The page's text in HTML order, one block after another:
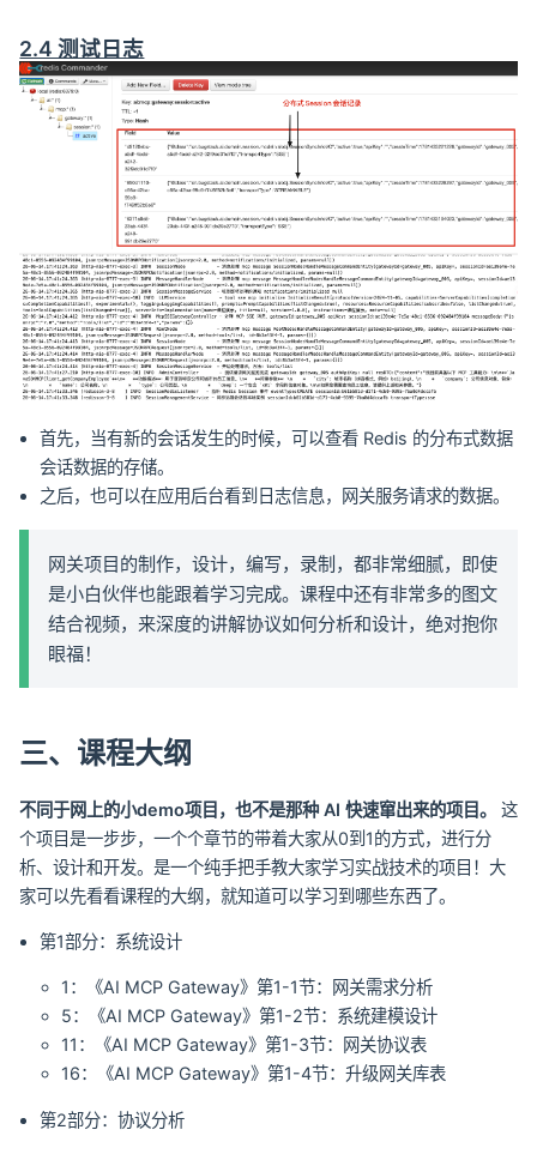
2.4 测试日志
首先，当有新的会话发生的时候，可以查看 Redis 的分布式数据
会话数据的存储。
之后，也可以在应用后台看到日志信息，网关服务请求的数据。
网关项目的制作，设计，编写，录制，都非常细腻，即使
是小白伙伴也能跟着学习完成。课程中还有非常多的图文
结合视频，来深度的讲解协议如何分析和设计，绝对抱你
眼福！
三、课程大纲
不同于网上的小demo项目，也不是那种 AI 快速窜出来的项目。
这
个项目是一步步，一个个章节的带着大家从0到1的方式，进行分
析、设计和开发。是一个纯手把手教大家学习实战技术的项目！大
家可以先看看课程的大纲，就知道可以学习到哪些东西了。
第1部分：系统设计
1：《AI MCP Gateway》第1-1节：网关需求分析
5：《AI MCP Gateway》第1-2节：系统建模设计
11：《AI MCP Gateway》第1-3节：网关协议表
16：《AI MCP Gateway》第1-4节：升级网关库表
第2部分：协议分析